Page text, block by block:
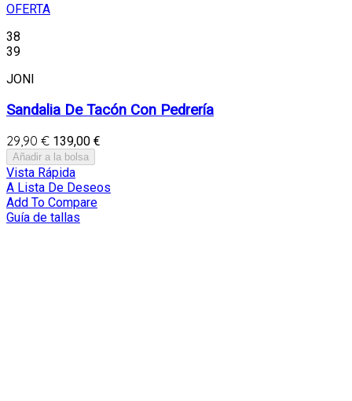
OFERTA
38
39
JONI
Sandalia De Tacón Con Pedrería
29,90 € 139,00 €
Añadir a la bolsa
Vista Rápida
A Lista De Deseos
Add To Compare
Guía de tallas